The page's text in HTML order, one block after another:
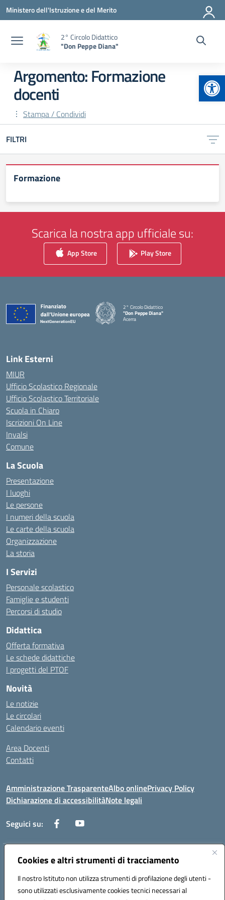
Cookies e altri strumenti di tracciamento
Il nostro Istituto non utilizza strumenti di profilazione degli utenti -
sono utilizzati esclusivamente cookies tecnici necessari al
Vai ai contenuti
Vai al menu di navigazione
Vai al footer
Ministero dell'Istruzione e del Merito
2° Circolo Didattico
"Don Peppe Diana"
Argomento: Formazione
docenti
Stampa / Condividi
FILTRI
Formazione
Scarica la nostra app ufficiale su:
App Store Play Store
2° Circolo Didattico
"Don Peppe Diana"
Acerra
Link Esterni
MIUR
Ufficio Scolastico Regionale
Ufficio Scolastico Territoriale
Scuola in Chiaro
Iscrizioni On Line
Invalsi
Comune
La Scuola
Presentazione
I luoghi
Le persone
I numeri della scuola
Le carte della scuola
Organizzazione
La storia
I Servizi
Personale scolastico
Famiglie e studenti
Percorsi di studio
Didattica
Offerta formativa
Le schede didattiche
I progetti del PTOF
Novità
Le notizie
Le circolari
Calendario eventi
Area Docenti
Contatti
Amministrazione TrasparenteAlbo onlinePrivacy Policy
Dichiarazione di accessibilitàNote legali
Seguici su:
Indirizzo:Via dei mille, 2 - 80011 Acerra (NA)
Posta elettronica certificata (PEC):naee10200g@pec.istruzione.it